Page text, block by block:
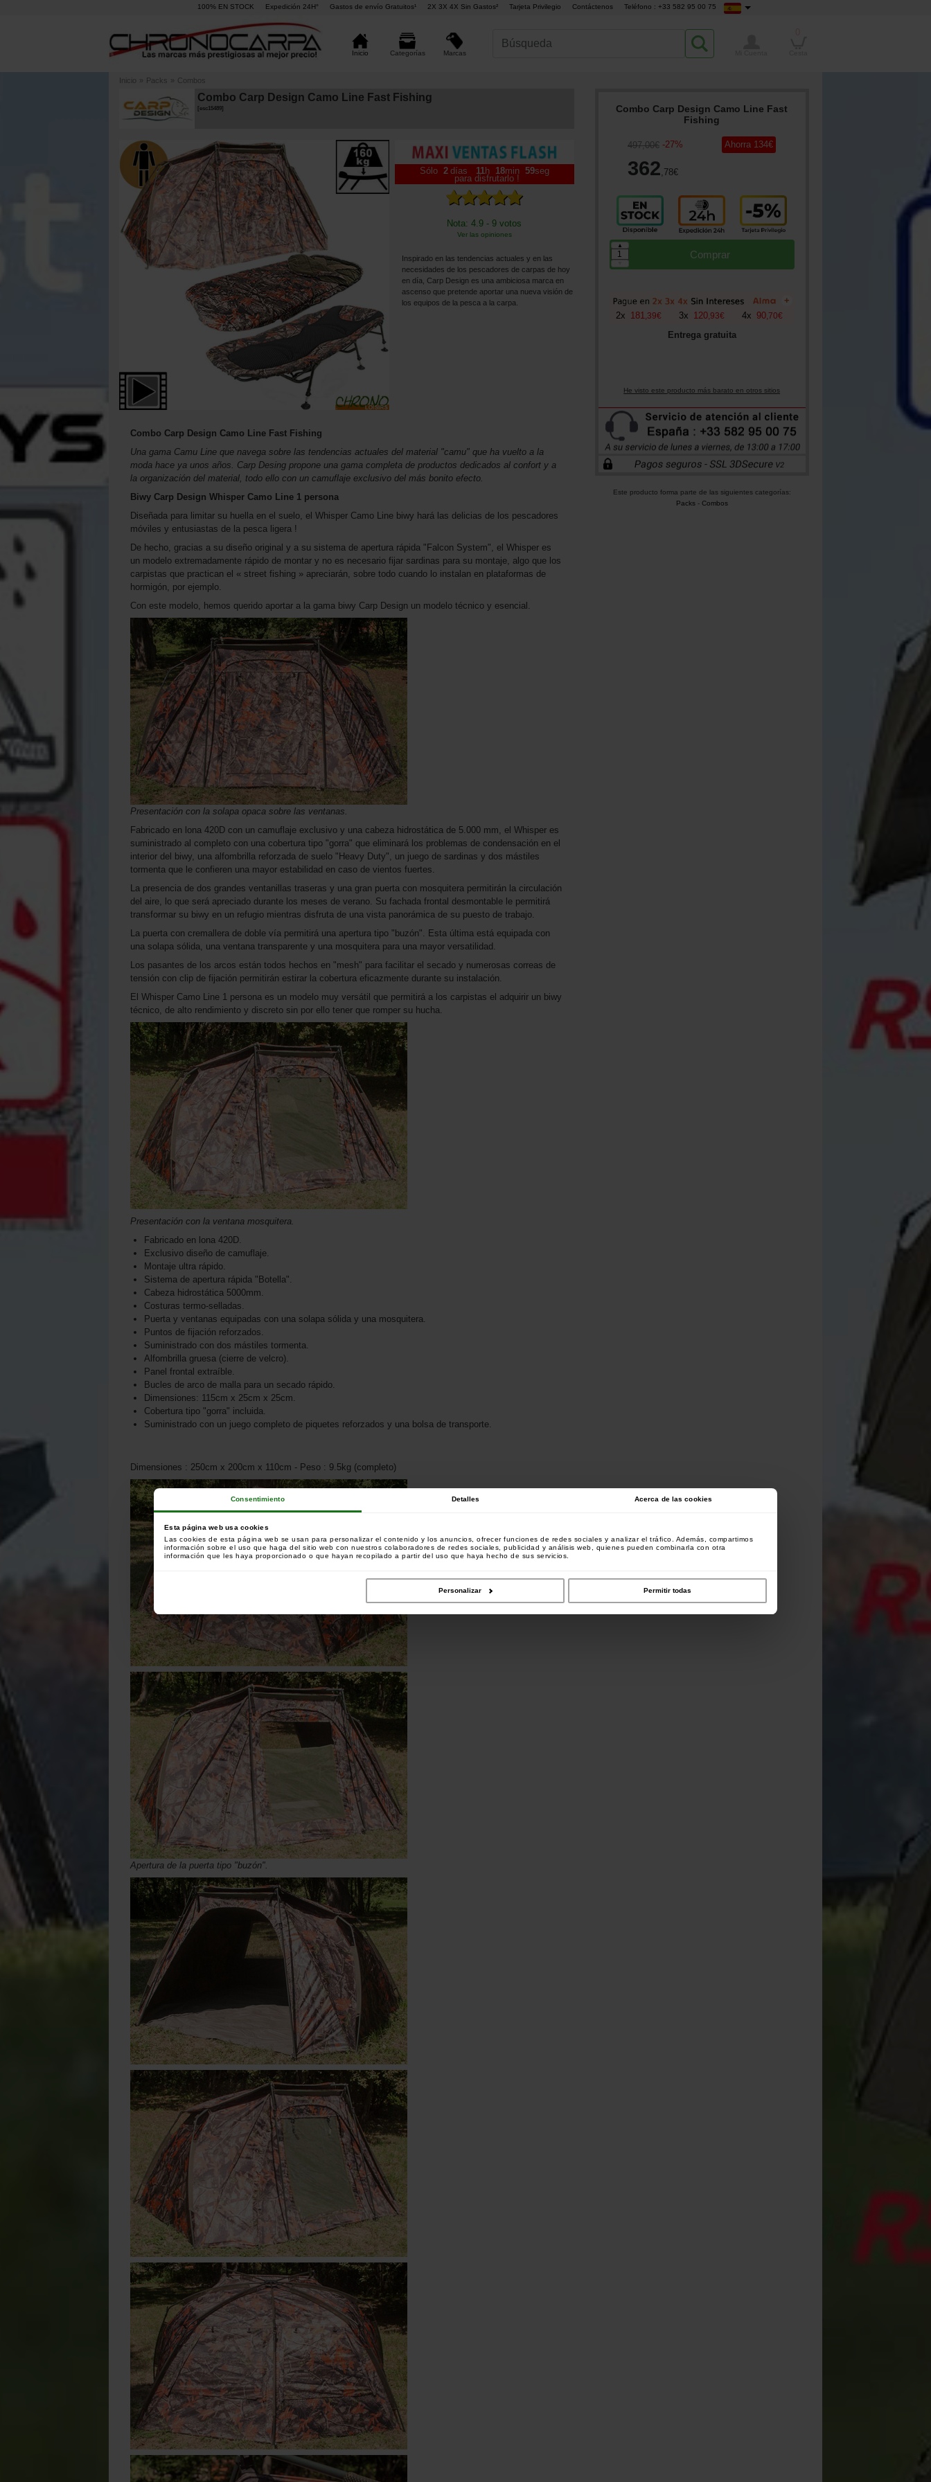
Consentimiento Detalles Acerca de las cookies
Esta página web usa cookies
Las cookies de esta página web se usan para personalizar el contenido y los anuncios, ofrecer funciones de redes sociales y analizar el tráfico. Además, compartimos
información sobre el uso que haga del sitio web con nuestros colaboradores de redes sociales, publicidad y análisis web, quienes pueden combinarla con otra
información que les haya proporcionado o que hayan recopilado a partir del uso que haya hecho de sus servicios.
Personalizar Permitir todas
100% EN STOCK Expedición 24H° Gastos de envío Gratuitos¹ 2X 3X 4X Sin Gastos² Tarjeta Privilegio Contáctenos Teléfono : +33 582 95 00 75
Inicio Categorías Marcas
Inicio » Packs » Combos
Combo Carp Design Camo Line Fast Fishing
esc15489]
Sólo 2 días 11 h 18min 57seg
para disfrutarlo !
Nota: 4.9 - 9 votos
Ver las opiniones
Inspirado en las tendencias actuales y en las
necesidades de los pescadores de carpas de hoy
en día, Carp Design es una ambiciosa marca en
ascenso que pretende aportar una nueva visión de
los equipos de la pesca a la carpa.
Combo Carp Design Camo Line Fast
Fishing
497,00€ -27%
362,78€
Ahorra 134€
Comprar
▲
+
2x 181 39€ 3x 120 93€ 4x 90 70€
Entrega gratuita
He visto este producto más barato en otros sitios
Este producto forma parte de las siguientes categorías:
Packs- Combos
Combo Carp Design Camo Line Fast Fishing
Una gama Camu Line que navega sobre las tendencias actuales del material "camu" que ha vuelto a la
moda hace ya unos años. Carp Desing propone una gama completa de productos dedicados al confort y a
la organización del material, todo ello con un camuflaje exclusivo del más bonito efecto.
Biwy Carp Design Whisper Camo Line 1 persona
Diseñada para limitar su huella en el suelo, el Whisper Camo Line biwy hará las delicias de los pescadores
móviles y entusiastas de la pesca ligera !
De hecho, gracias a su diseño original y a su sistema de apertura rápida "Falcon System", el Whisper es
un modelo extremadamente rápido de montar y no es necesario fijar sardinas para su montaje, algo que los
carpistas que practican el « street fishing » apreciarán, sobre todo cuando lo instalan en plataformas de
hormigón, por ejemplo.
Con este modelo, hemos querido aportar a la gama biwy Carp Design un modelo técnico y esencial.
Presentación con la solapa opaca sobre las ventanas.
Fabricado en lona 420D con un camuflaje exclusivo y una cabeza hidrostática de 5.000 mm, el Whisper es
suministrado al completo con una cobertura tipo "gorra" que eliminará los problemas de condensación en el
interior del biwy, una alfombrilla reforzada de suelo "Heavy Duty", un juego de sardinas y dos mástiles
tormenta que le confieren una mayor estabilidad en caso de vientos fuertes.
La presencia de dos grandes ventanillas traseras y una gran puerta con mosquitera permitirán la circulación
del aire, lo que será apreciado durante los meses de verano. Su fachada frontal desmontable le permitirá
transformar su biwy en un refugio mientras disfruta de una vista panorámica de su puesto de trabajo.
La puerta con cremallera de doble vía permitirá una apertura tipo "buzón". Esta última está equipada con
una solapa sólida, una ventana transparente y una mosquitera para una mayor versatilidad.
Los pasantes de los arcos están todos hechos en "mesh" para facilitar el secado y numerosas correas de
tensión con clip de fijación permitirán estirar la cobertura eficazmente durante su instalación.
El Whisper Camo Line 1 persona es un modelo muy versátil que permitirá a los carpistas el adquirir un biwy
técnico, de alto rendimiento y discreto sin por ello tener que romper su hucha.
Presentación con la ventana mosquitera.
Fabricado en lona 420D.
Exclusivo diseño de camuflaje.
Montaje ultra rápido.
Sistema de apertura rápida "Botella".
Cabeza hidrostática 5000mm.
Costuras termo-selladas.
Puerta y ventanas equipadas con una solapa sólida y una mosquitera.
Puntos de fijación reforzados.
Suministrado con dos mástiles tormenta.
Alfombrilla gruesa (cierre de velcro).
Panel frontal extraíble.
Bucles de arco de malla para un secado rápido.
Dimensiones: 115cm x 25cm x 25cm.
Cobertura tipo "gorra" incluida.
Suministrado con un juego completo de piquetes reforzados y una bolsa de transporte.
Dimensiones : 250cm x 200cm x 110cm - Peso : 9.5kg (completo)
Apertura de la puerta tipo "buzón".